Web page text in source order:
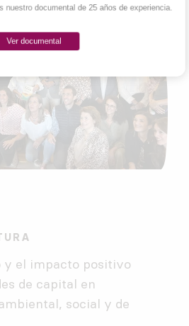
y el impacto positivo
de capital en
social y de
nuestro documental de 25 años de experiencia.
Ver documental